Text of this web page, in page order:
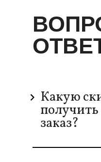
Какую
получить
заказ?